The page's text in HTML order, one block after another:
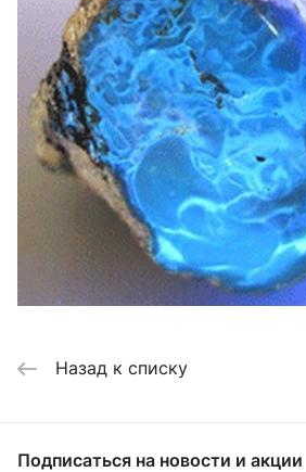
Назад к списку
Подписаться на новости и акции